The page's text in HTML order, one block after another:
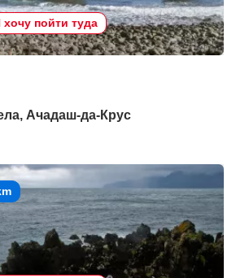
хочу пойти туда
Ачадаш-да-Крус